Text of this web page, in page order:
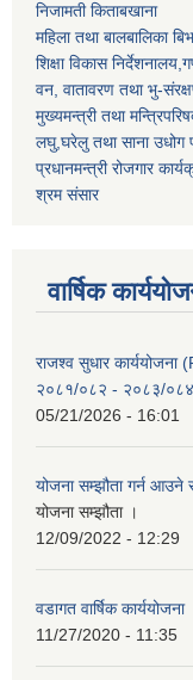
निजामती किताबखाना
महिला तथा बालबालिका
शिक्षा विकास
वन, वातावरण तथा भु-
मुख्यमन्त्री तथा
लघु,घरेलु तथा साना उधोग
प्रधानमन्त्री रोजगार
श्रम संसार
वार्षिक
राजश्व सुधार
२०८१/०८२ - २०८३/०८४
05/21/2026 - 16:01
योजना सम्झौता गर्न आउने
योजना सम्झौता ।
12/09/2022 - 12:29
वडागत वार्षिक कार्ययोजना
11/27/2020 - 11:35